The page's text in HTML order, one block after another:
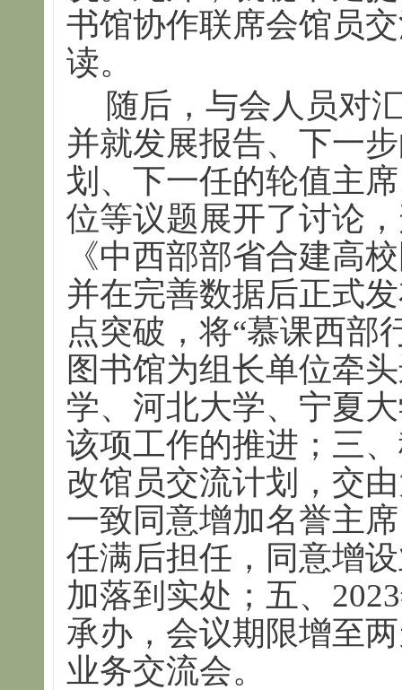
书馆协作联席会馆员
读。
随后，与会人员对
并就发展报告、下一
划、下一任的轮值主
位等议题展开了讨论
《中西部部省合建高
并在完善数据后正式
点突破，将“慕课西部
图书馆为组长单位牵
学、河北大学、宁夏
该项工作的推进；三
改馆员交流计划，交
一致同意增加名誉主
任满后担任，同意增
加落到实处；五、
承办，会议期限增至
业务交流会。